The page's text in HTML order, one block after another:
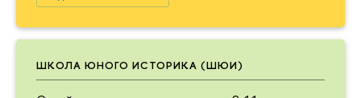
ШКОЛА ЮНОГО ИСТОРИКА (ШЮИ)